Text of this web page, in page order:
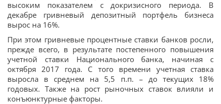
высоким показателем с докризисного периода. В
декабре гривневый депозитный портфель бизнеса
вырос на 16%.
При этом гривневые процентные ставки банков росли,
прежде всего, в результате постепенного повышения
учетной ставки Национального банка, начиная с
октября 2017 года. С того времени учетная ставка
выросла в среднем на 5,5 п.п. – до текущих 18%
годовых. Также на рост рыночных ставок влияли и
конъюнктурные факторы.